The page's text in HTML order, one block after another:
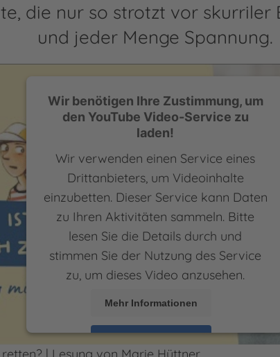
die nur so strotzt vor
und jeder Menge Spannung.
Wir benötigen Ihre Zustimmung, um
den YouTube Video-Service zu
laden!
Wir verwenden einen Service eines
Drittanbieters, um Videoinhalte
einzubetten. Dieser Service kann Daten
zu Ihren Aktivitäten sammeln. Bitte
lesen Sie die Details durch und
stimmen Sie der Nutzung des Service
zu, um dieses Video anzusehen.
Mehr Informationen